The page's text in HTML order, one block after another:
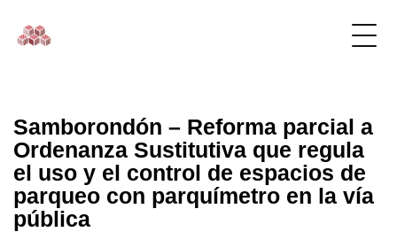
Samborondón – Reforma parcial a
Ordenanza Sustitutiva que regula
el uso y el control de espacios de
parqueo con parquímetro en la vía
pública